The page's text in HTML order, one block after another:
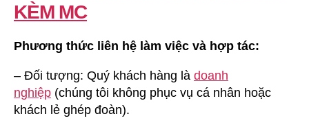
KÈM MC
Phương thức liên hệ làm việc và hợp tác:
– Đối tượng: Quý khách hàng là doanh
nghiệp (chúng tôi không phục vụ cá nhân hoặc
khách lẻ ghép đoàn).